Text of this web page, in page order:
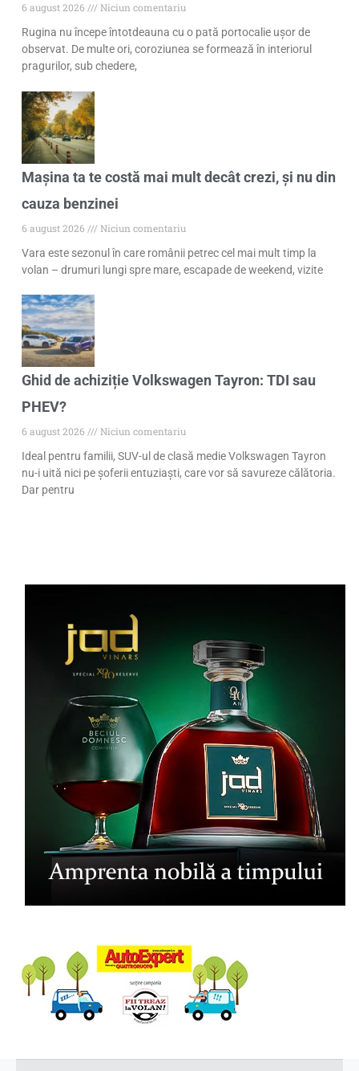
6 august 2026
Niciun comentariu
Rugina nu începe întotdeauna cu o pată portocalie ușor de
observat. De multe ori, coroziunea se formează în interiorul
pragurilor, sub chedere,
Mașina ta te costă mai mult decât crezi, și nu din
cauza benzinei
6 august 2026
Niciun comentariu
Vara este sezonul în care românii petrec cel mai mult timp la
volan – drumuri lungi spre mare, escapade de weekend, vizite
Ghid de achiziție Volkswagen Tayron: TDI sau
PHEV?
6 august 2026
Niciun comentariu
Ideal pentru familii, SUV-ul de clasă medie Volkswagen Tayron
nu-i uită nici pe șoferii entuziaști, care vor să savureze călătoria.
Dar pentru